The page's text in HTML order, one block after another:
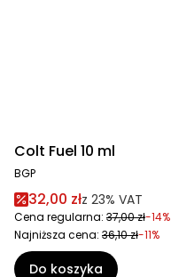
Colt Fuel 10 ml
BGP
32,00 złz 23% VAT
Cena regularna: 37,00 zł-14%
Najniższa cena: 36,10 zł-11%
Do koszyka